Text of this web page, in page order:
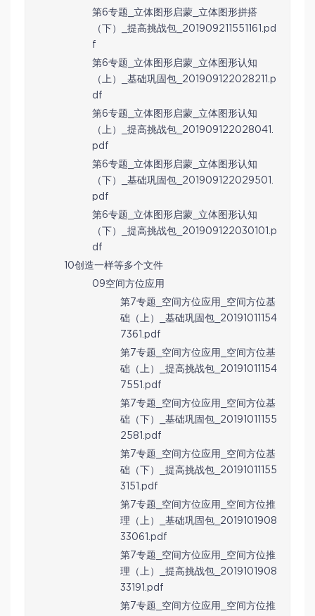
第6专题_立体图形启蒙_立体图形拼搭
（下）_提高挑战包_201909211551161.pd
f
第6专题_立体图形启蒙_立体图形认知
（上）_基础巩固包_201909122028211.p
df
第6专题_立体图形启蒙_立体图形认知
（上）_提高挑战包_201909122028041.
pdf
第6专题_立体图形启蒙_立体图形认知
（下）_基础巩固包_201909122029501.
pdf
第6专题_立体图形启蒙_立体图形认知
（下）_提高挑战包_201909122030101.p
df
10创造一样等多个文件
09空间方位应用
第7专题_空间方位应用_空间方位基
础（上）_基础巩固包_20191011154
7361.pdf
第7专题_空间方位应用_空间方位基
础（上）_提高挑战包_20191011154
7551.pdf
第7专题_空间方位应用_空间方位基
础（下）_基础巩固包_20191011155
2581.pdf
第7专题_空间方位应用_空间方位基
础（下）_提高挑战包_20191011155
3151.pdf
第7专题_空间方位应用_空间方位推
理（上）_基础巩固包_2019101908
33061.pdf
第7专题_空间方位应用_空间方位推
理（上）_提高挑战包_2019101908
33191.pdf
第7专题_空间方位应用_空间方位推